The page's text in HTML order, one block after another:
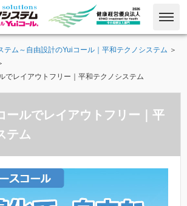
テム～自由設計のYuiコール｜平和テクノシステム ＞
でレイアウトフリー｜平和テクノシステム
ールでレイアウトフリー｜平
テム